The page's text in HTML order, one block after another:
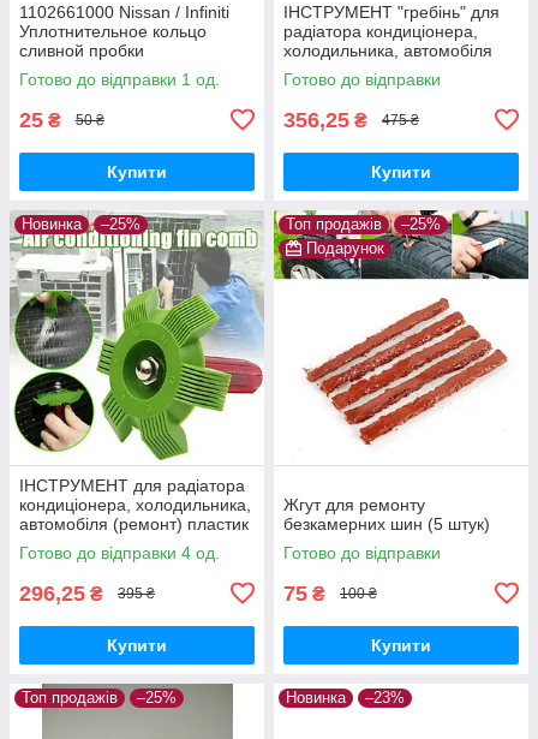
1102661000 Nissan / Infiniti
Уплотнительное кольцо
сливной пробки
Готово до відправки 1 од.
25 ₴ 50 ₴
Купити
ІНСТРУМЕНТ "гребінь" для
радіатора кондиціонера,
холодильника, автомобіля
(очищення, ремонт)
Готово до відправки
356,25 ₴ 475 ₴
Купити
Новинка –25%
ІНСТРУМЕНТ для радіатора
кондиціонера, холодильника,
автомобіля (ремонт) пластик
Готово до відправки 4 од.
296,25 ₴ 395 ₴
Купити
Топ продажів
–25%
Подарунок
Жгут для ремонту
безкамерних шин (5 штук)
Готово до відправки
75 ₴ 100 ₴
Купити
Топ продажів –25% Новинка –23%